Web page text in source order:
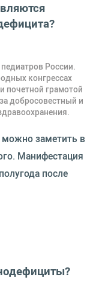
России.
конгрессах
почетной грамотой
добросовестный и
заметить в
Манифестация
после